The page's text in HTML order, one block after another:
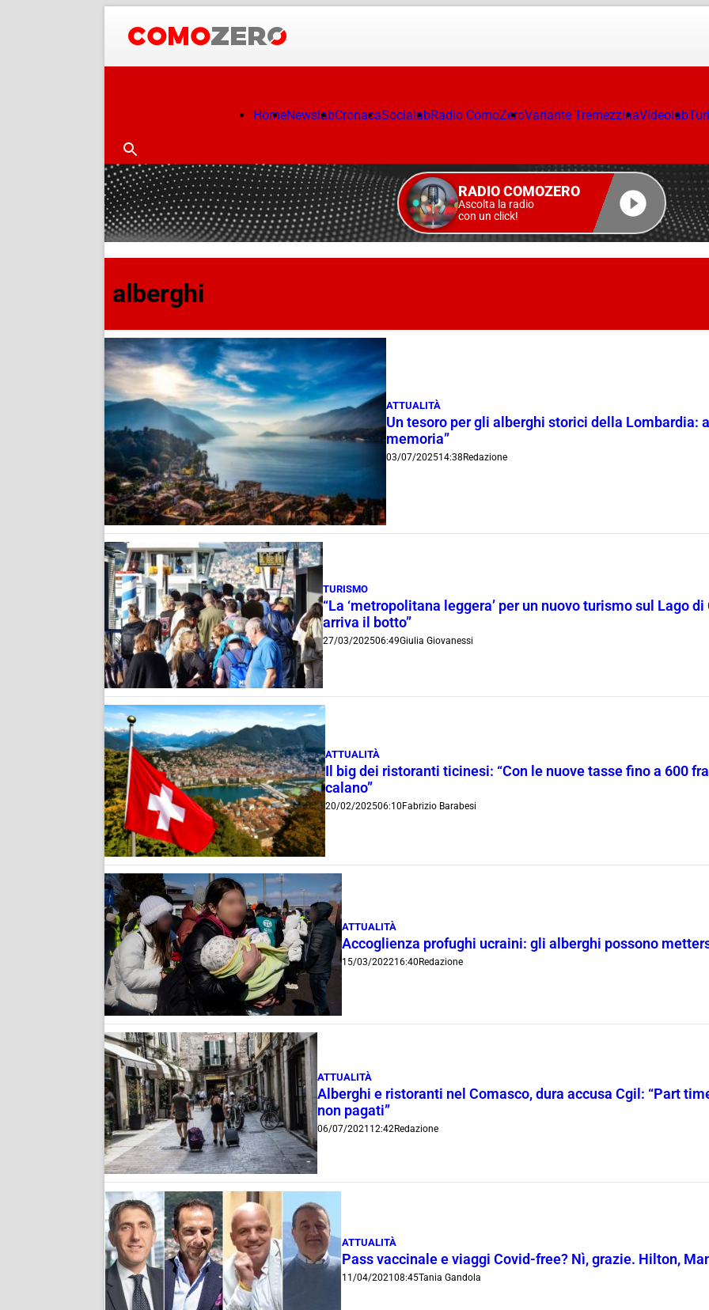
HomeNewslabCronacaSocialabRadio ComoZeroVariante TremezzinaVideolab
RADIO COMOZERO
Ascolta la radio
con un click!
alberghi
ATTUALITÀ
Un tesoro per gli alberghi storici della Lombardia:
memoria”
03/07/202514:38 Redazione
TURISMO
“La ‘metropolitana leggera’ per un nuovo turismo sul Lago
arriva il botto”
27/03/202506:49Giulia Giovanessi
ATTUALITÀ
Il big dei ristoranti ticinesi: “Con le nuove tasse fino a 600
calano”
20/02/202506:10 Fabrizio Barabesi
ATTUALITÀ
Accoglienza profughi ucraini: gli alberghi possono
15/03/202216:40 Redazione
ATTUALITÀ
Alberghi e ristoranti nel Comasco, dura accusa Cgil: “Part
non pagati”
06/07/2021 12:42Redazione
ATTUALITÀ
Pass vaccinale e viaggi Covid-free? Nì, grazie. Hilton,
11/04/202108:45Tania Gandola